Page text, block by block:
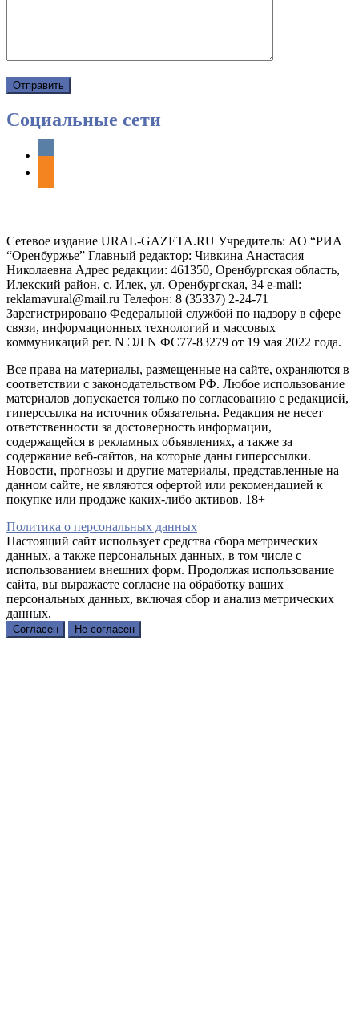
Социальные сети
vkontakte
Сетевое издание URAL-GAZETA.RU Учредитель: АО “РИА
“Оренбуржье” Главный редактор: Чивкина Анастасия
Николаевна Адрес редакции: 461350, Оренбургская область,
Илекский район, с. Илек, ул. Оренбургская, 34 e-mail:
reklamavural@mail.ru Телефон: 8 (35337) 2-24-71
Зарегистрировано Федеральной службой по надзору в сфере
связи, информационных технологий и массовых
коммуникаций рег. N ЭЛ N ФС77-83279 от 19 мая 2022 года.
Все права на материалы, размещенные на сайте, охраняются в
соответствии с законодательством РФ. Любое использование
материалов допускается только по согласованию с редакцией,
гиперссылка на источник обязательна. Редакция не несет
ответственности за достоверность информации,
содержащейся в рекламных объявлениях, а также за
содержание веб-сайтов, на которые даны гиперссылки.
Новости, прогнозы и другие материалы, представленные на
данном сайте, не являются офертой или рекомендацией к
покупке или продаже каких-либо активов. 18+
Политика о персональных данных
Настоящий сайт использует средства сбора метрических
данных, а также персональных данных, в том числе с
использованием внешних форм. Продолжая использование
сайта, вы выражаете согласие на обработку ваших
персональных данных, включая сбор и анализ метрических
данных.
Согласен Не согласен